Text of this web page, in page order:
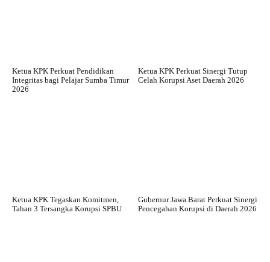
Ketua KPK Perkuat Pendidikan
Integritas bagi Pelajar Sumba Timur
2026
Ketua KPK Perkuat Sinergi Tutup
Celah Korupsi Aset Daerah 2026
Ketua KPK Tegaskan Komitmen,
Tahan 3 Tersangka Korupsi SPBU
Gubernur Jawa Barat Perkuat Sinergi
Pencegahan Korupsi di Daerah 2026